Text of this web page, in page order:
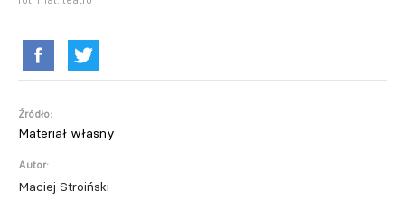
Źródło:
Materiał własny
Autor:
Maciej Stroiński